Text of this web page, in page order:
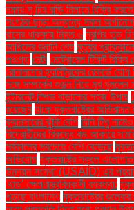
দফায় সু চির বাড়ি নিলামে বিক্রি করতে
সংগঠক ছাড়া অন্যান্য সকল
বাসের ধাক্কায় নিহত ৬ মুরগির হাড়
আপিলের শুনানি শেষ মৃত্যুর
পঞ্চগড় মেটা মেট্রোরেল টিকিট
রোনালদোর হ্যাটট্রিকের রেকর্ডে যোগ
সঙ্গে সম্পর্কের গুঞ্জন নিয়ে মুখ খুললেন
ইন্টারনেট স্পিড বাড়ানোর সহজ উপায়
রয়েছেন যাকে যুক্তরাষ্ট্রের অভিবাসন
ক্যানসারের ঝুঁকি বেশি যিনি টিপু
বিদ্রোহীদের বিরুদ্ধে বড় আকারে
সর্বকালের সবচেয়ে বেশি বেড়েছে
অভিযোগ যুক্তরাষ্ট্রে স্কুলে
উন্নয়ন সংস্থা (USAID) এর প্রধান
'থাড' ক্ষেপণাস্ত্রবিধ্বংসী ব্যবস্থা:
পড়ছে বাংলাদেশ যুক্তরাষ্ট্রের শুল্কের